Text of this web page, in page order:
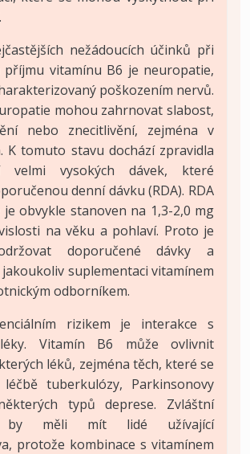
nežádoucích účinků při
příjmu vitamínu B6 je neuropatie,
poškozením nervů.
mohou zahrnovat slabost,
nebo znecitlivění, zejména v
K tomuto stavu dochází zpravidla
velmi vysokých dávek, které
denní dávku (RDA). RDA
obvykle stanoven na 1,3-2,0 mg
na věku a pohlaví. Proto je
doporučené dávky a
suplementaci vitamínem
odborníkem.
rizikem je interakce s
Vitamín B6 může ovlivnit
léků, zejména těch, které se
tuberkulózy, Parkinsonovy
typů deprese. Zvláštní
by měli mít lidé užívající
protože kombinace s vitamínem